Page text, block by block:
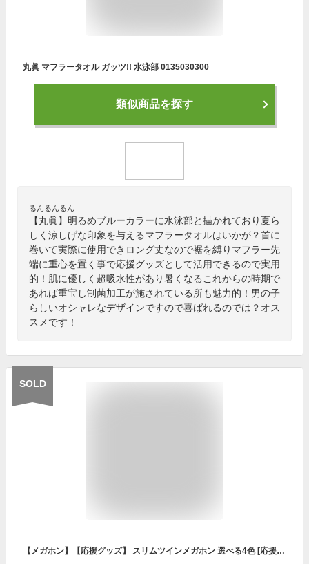
丸眞 マフラータオル ガッツ!! 水泳部 0135030300
類似商品を探す
るんるんるん
【丸眞】明るめブルーカラーに水泳部と描かれており夏ら
しく涼しげな印象を与えるマフラータオルはいかが？首に
巻いて実際に使用できロング丈なので裾を縛りマフラー先
端に重心を置く事で応援グッズとして活用できるので実用
的！肌に優しく超吸水性があり暑くなるこれからの時期で
あれば重宝し制菌加工が施されている所も魅力的！男の子
らしいオシャレなデザインですので喜ばれるのでは？オス
スメです！
SOLD
【メガホン】【応援グッズ】 スリムツインメガホン 選べる4色 [応援用メガフォン 応援メガホン 応援グッズ 甲子園 野球 バレーボール バスケットボール サッカー 体育祭 運動会 スポ少 楽天通販 選挙 応援 スポーツ 大会 予選 本戦 観戦 long slim megaphone blue